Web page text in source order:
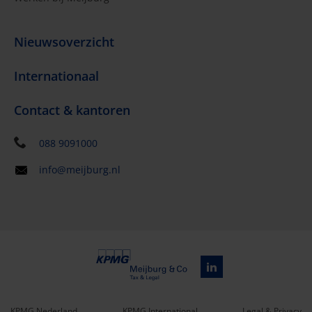
Nieuwsoverzicht
Internationaal
Contact & kantoren
088 9091000
info@meijburg.nl